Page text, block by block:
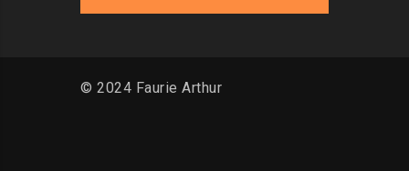
© 2024 Faurie Arthur